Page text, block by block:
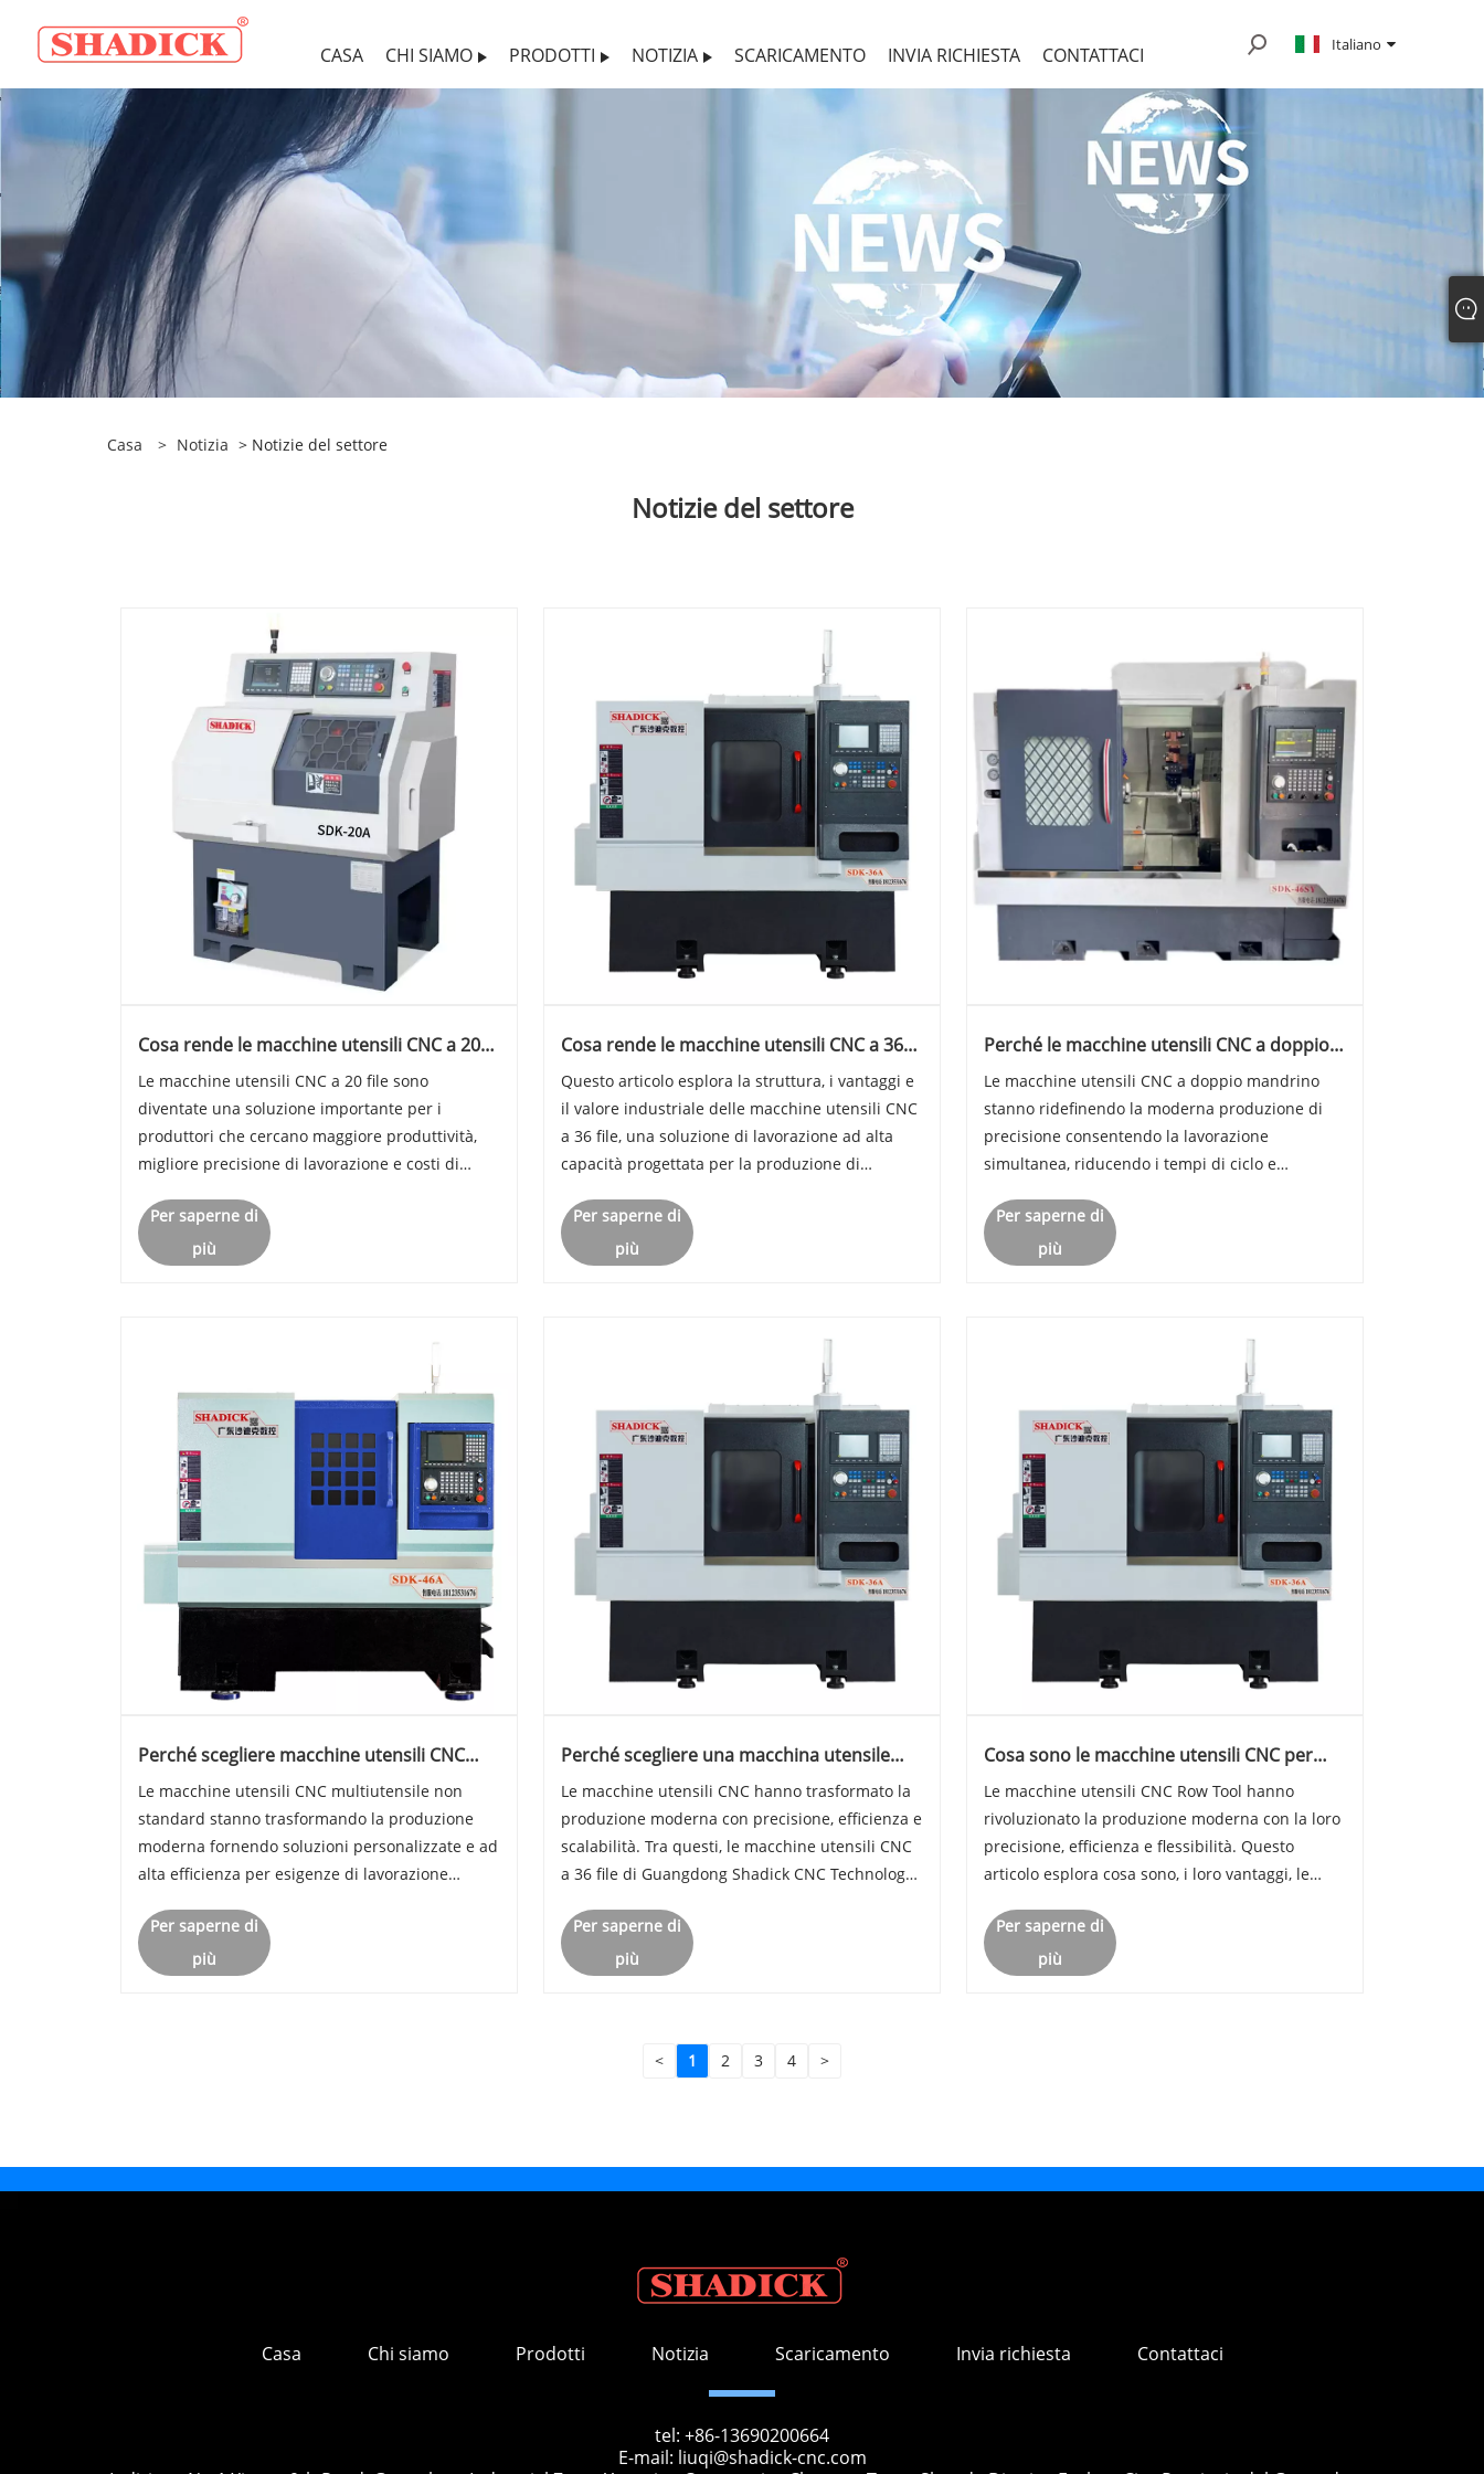
CASA CHI SIAMO PRODOTTI NOTIZIA SCARICAMENTO INVIA RICHIESTA CONTATTACI Italiano
Casa > Notizia > Notizie del settore
Notizie del settore
Cosa rende le macchine utensili CNC a 20
precisione?
Le macchine utensili CNC a 20 file sono
diventate una soluzione importante per i
produttori che cercano maggiore produttività,
migliore precisione di lavorazione e costi di
gestione multiutensile, queste macchine aiutano
le industrie a gestire attivit......
Per saperne di
più
Cosa rende le macchine utensili CNC a 36
​Questo articolo esplora la struttura, i vantaggi e
il valore industriale delle macchine utensili CNC
a 36 file, una soluzione di lavorazione ad alta
capacità progettata per la produzione di
l'efficienza della produzione di massa. Spiega
come questo si......
Per saperne di
più
Perché le macchine utensili CNC a doppio
produzione ad alta efficienza?
Le macchine utensili CNC a doppio mandrino
stanno ridefinendo la moderna produzione di
precisione consentendo la lavorazione
simultanea, riducendo i tempi di ciclo e
automobilistico, aerospaziale, della costruzione
di stampi e dei componenti ad alto volume.
Per saperne di
più
Perché scegliere macchine utensili CNC
Le macchine utensili CNC multiutensile non
standard stanno trasformando la produzione
moderna fornendo soluzioni personalizzate e ad
alta efficienza per esigenze di lavorazione
applicazioni, i vantaggi, le sfide, i criteri di
selezione e le strategie di manut......
Per saperne di
più
Perché scegliere una macchina utensile
Le macchine utensili CNC hanno trasformato la
produzione moderna con precisione, efficienza e
scalabilità. Tra questi, le macchine utensili CNC
a 36 file di Guangdong Shadick CNC Technology
soprattutto per ambienti di produzione
complessi. Questo artico......
Per saperne di
più
Cosa sono le macchine utensili CNC per
la vostra produzione?
Le macchine utensili CNC Row Tool hanno
rivoluzionato la produzione moderna con la loro
precisione, efficienza e flessibilità. Questo
articolo esplora cosa sono, i loro vantaggi, le
risponde alle domande più comuni per aiutare i
produttori a prendere decis......
Per saperne di
più
< 1 2 3 4 >
Casa Chi siamo Prodotti Notizia Scaricamento Invia richiesta Contattaci
tel: +86-13690200664
E-mail: liuqi@shadick-cnc.com